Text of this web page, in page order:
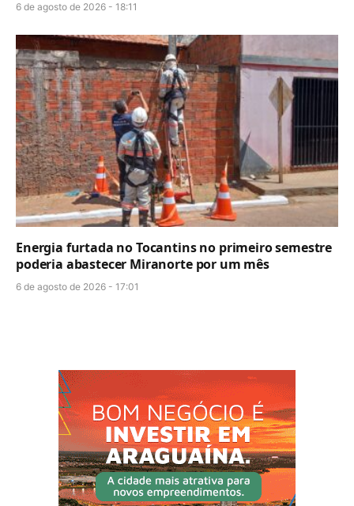
6 de agosto de 2026 - 18:11
Energia furtada no Tocantins no primeiro semestre
poderia abastecer Miranorte por um mês
6 de agosto de 2026 - 17:01